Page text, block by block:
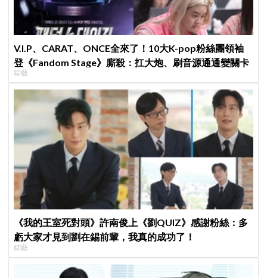
V.I.P、CARAT、ONCE全來了！10大K-pop粉絲團領袖
登《Fandom Stage》廝殺：扛大炮、刷音源通通變關卡
綜藝
《我的王室死對頭》許南俊上《劉QUIZ》感謝粉絲：多
虧大家才見到劉在錫前輩，我真的成功了！
綜藝